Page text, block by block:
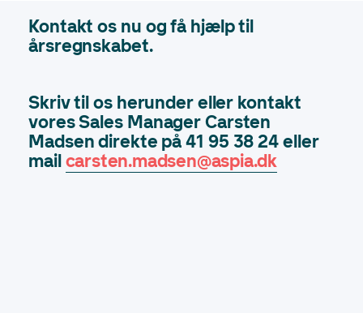
Kontakt os nu og få hjælp til
årsregnskabet.
Skriv til os herunder eller kontakt
vores Sales Manager Carsten
Madsen direkte på 41 95 38 24 eller
mail carsten.madsen@aspia.dk